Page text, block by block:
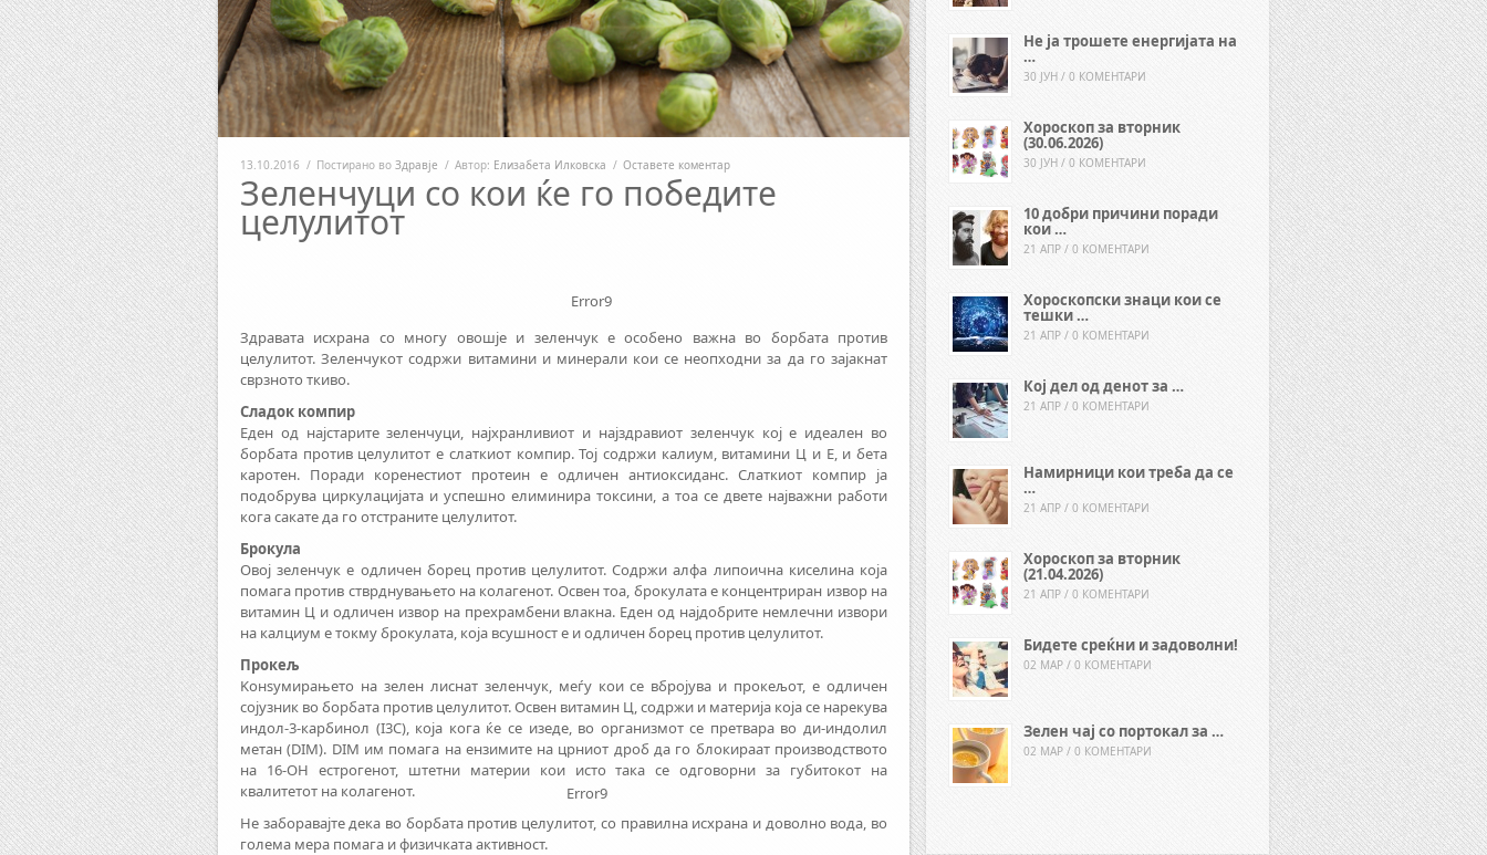
13.10.2016 / Постирано во Здравје / Автор: Елизабета Илковска / Оставете коментар
Зеленчуци со кои ќе го победите
целулитот
Error9
Здравата исхрана со многу овошје и зеленчук е особено важна во борбата против
целулитот. Зеленчукот содржи витамини и минерали кои се неопходни за да го зајакнат
сврзното ткиво.
Сладок компир
Еден од најстарите зеленчуци, најхранливиот и најздравиот зеленчук кој е идеален во
борбата против целулитот е слаткиот компир. Тој содржи калиум, витамини Ц и Е, и бета
каротен. Поради коренестиот протеин е одличен антиоксиданс. Слаткиот компир ја
подобрува циркулацијата и успешно елиминира токсини, а тоа се двете најважни работи
кога сакате да го отстраните целулитот.
Брокула
Овој зеленчук е одличен борец против целулитот. Содржи алфа липоична киселина која
помага против стврднувањето на колагенот. Освен тоа, брокулата е концентриран извор на
витамин Ц и одличен извор на прехрамбени влакна. Еден од најдобрите немлечни извори
на калциум е токму брокулата, која всушност е и одличен борец против целулитот.
Прокељ
Kонsумирањето на зелен лиснат зеленчук, меѓу кои се вбројува и прокељот, е одличен
сојузник во борбата против целулитот. Освен витамин Ц, содржи и материја која се нарекува
индол-3-карбинол (I3C), која кога ќе се изеде, во организмот се претвара во ди-индолил
метан (DIM). DIM им помага на ензимите на црниот дроб да го блокираат производството
на 16-OH естрогенот, штетни материи кои исто така се одговорни за губитокот на
квалитетот на колагенот.
Не заборавајте дека во бoрбата против целулитот, со правилна исхрана и доволно вода, во
голема мера помага и физичката активност.
Error9
Не ја трошете енергијата на
…
30 ЈУН / 0 КОМЕНТАРИ
Хороскоп за вторник
(30.06.2026)
30 ЈУН / 0 КОМЕНТАРИ
10 добри причини поради
кои …
21 АПР / 0 КОМЕНТАРИ
Хороскопски знаци кои се
тешки …
21 АПР / 0 КОМЕНТАРИ
Кој дел од денот за …
21 АПР / 0 КОМЕНТАРИ
Намирници кои треба да се
…
21 АПР / 0 КОМЕНТАРИ
Хороскоп за вторник
(21.04.2026)
21 АПР / 0 КОМЕНТАРИ
Бидете среќни и задоволни!
02 МАР / 0 КОМЕНТАРИ
Зелен чај со портокал за …
02 МАР / 0 КОМЕНТАРИ